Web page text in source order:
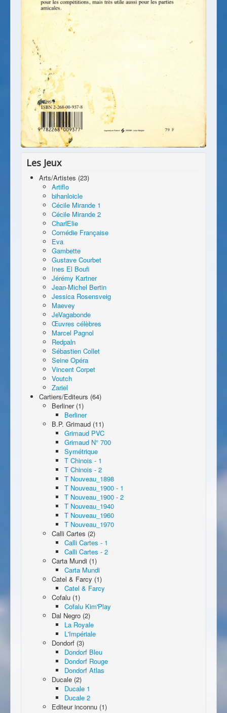
Les Jeux
Arts/Artistes (23)
Artiflo
bihanloicle
Cécile Mirande 1
Cécile Mirande 2
CharlElie
Comédie Française
Eva
Gambette
Gustave Courbet
Ines El Boufi
Jérémy Kartner
Jean-Michel Bertin
Jessica Rosensveig
Maevey
JeVagabonde
Œuvres célèbres
Marcel Pagnol
Redpaln
Sébastien Collet
Seine Opéra
Vincent Corpet
Voutch
Zariel
Cartiers/Editeurs (64)
Berliner (1)
Berliner
B.P. Grimaud (11)
Grimaud PVC
Grimaud N° 700
Symétrique
T Chinois - 1
T Chinois - 2
T Nouveau_1898
T Nouveau_1900 - 1
T Nouveau_1900 - 2
T Nouveau_1940
T Nouveau_1960
T Nouveau_1970
Calli Cartes (2)
Calli Cartes - 1
Calli Cartes - 2
Carta Mundi (1)
Carta Mundi
Catel & Farcy (1)
Catel & Farcy
Cofalu (1)
Cofalu Kim'Play
Dal Negro (2)
La Royale
L'Impériale
Dondorf (3)
Dondorf Bleu
Dondorf Rouge
Dondorf Atlas
Ducale (2)
Ducale 1
Ducale 2
Editeur inconnu (1)